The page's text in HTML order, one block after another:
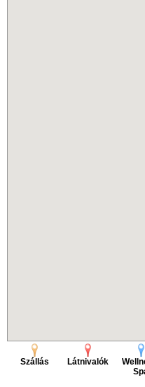
Szállás Látnivalók